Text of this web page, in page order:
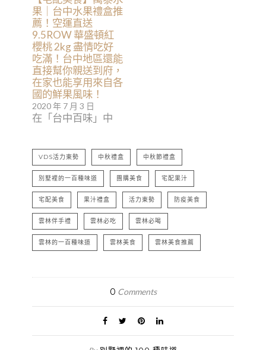
果｜台中水果禮盒推
薦！空運直送
9.5ROW 華盛頓紅
櫻桃 2kg 盡情吃好
吃滿！台中地區還能
直接幫你親送到府，
在家也能享用來自各
國的鮮果風味！
2020 年 7 月 3 日
在「台中百味」中
VDS活力東勢 中秋禮盒 中秋節禮盒
別墅裡的一百種味道 團購美食 宅配果汁
宅配美食 果汁禮盒 活力東勢 防疫美食
雲林伴手禮 雲林必吃 雲林必喝
雲林的一百種味道 雲林美食 雲林美食推薦
0 Comments